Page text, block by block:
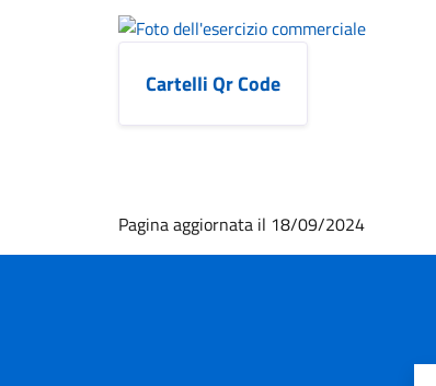
Cartelli Qr Code
Pagina aggiornata il 18/09/2024